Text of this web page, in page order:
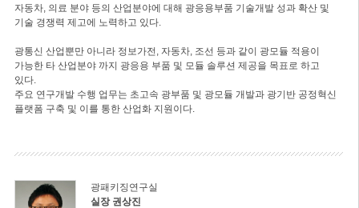
자동차, 의료 분야 등의 산업분야에 대해 광응용부품 기술개발 성과 확산 및
기술 경쟁력 제고에 노력하고 있다.
광통신 산업뿐만 아니라 정보가전, 자동차, 조선 등과 같이 광모듈 적용이
가능한 타 산업분야 까지 광응용 부품 및 모듈 솔루션 제공을 목표로 하고
있다.
주요 연구개발 수행 업무는 초고속 광부품 및 광모듈 개발과 광기반 공정혁신
플랫폼 구축 및 이를 통한 산업화 지원이다.
광패키징연구실
실장 권상진